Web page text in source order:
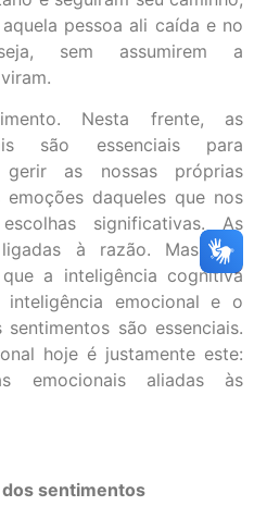
pessoa ali caída e no
sem assumirem a
Nesta frente, as
são essenciais para
gerir as nossas próprias
daqueles que nos
significativas. As
à razão. Mas não
a inteligência cognitiva
emocional e o
são essenciais.
hoje é justamente este:
emocionais aliadas às
sentimentos